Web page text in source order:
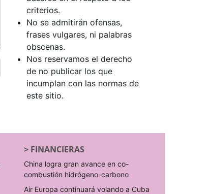
criterios.
No se admitirán ofensas,
frases vulgares, ni palabras
obscenas.
Nos reservamos el derecho
de no publicar los que
incumplan con las normas de
este sitio.
> FINANCIERAS
China logra gran avance en co-
combustión hidrógeno-carbono
Air Europa continuará volando a Cuba